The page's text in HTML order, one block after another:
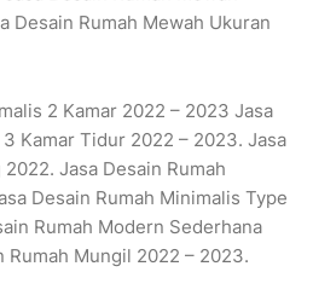
Desain Rumah Mewah Ukuran
2 Kamar 2022 – 2023 Jasa
Kamar Tidur 2022 – 2023. Jasa
Jasa Desain Rumah
Desain Rumah Minimalis Type
Rumah Modern Sederhana
Rumah Mungil 2022 – 2023.